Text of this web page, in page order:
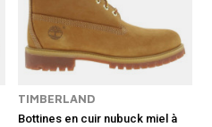
TIMBERLAND
Bottines en cuir nubuck miel à